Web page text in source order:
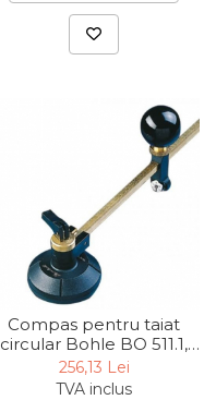
Compas pentru taiat
circular Bohle BO 511.1,
Ø600 mm
256,13 Lei
TVA inclus